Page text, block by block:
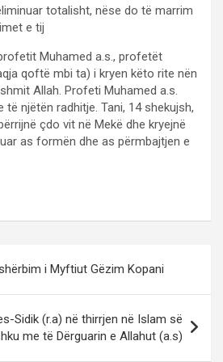
totalisht, nëse do të marrim
e tij
Muhamed a.s., profetët
qoftë mbi ta) i kryen këto rite nën
Allah. Profeti Muhamed a.s.
njëtën radhitje. Tani, 14 shekujsh,
çdo vit në Mekë dhe kryejnë
as formën dhe as përmbajtjen e
i Myftiut Gëzim Kopani
Sidik (r.a) në thirrjen në Islam së
me të Dërguarin e Allahut (a.s)